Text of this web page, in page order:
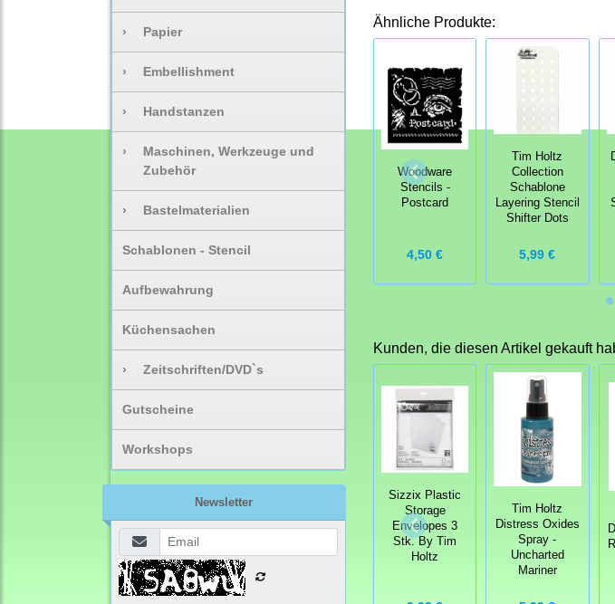
› Papier
› Embellishment
› Handstanzen
›
Maschinen, Werkzeuge und
Zubehör
› Bastelmaterialien
Schablonen - Stencil
Aufbewahrung
Küchensachen
› Zeitschriften/DVD`s
Gutscheine
Workshops
Newsletter
Ähnliche Produkte:
Woodware
Stencils -
Postcard
4,50 €
Tim Holtz
Collection
Schablone
Layering Stencil
Shifter Dots
5,99 €
Kunden, die diesen Artikel gekauft
Sizzix Plastic
Storage
Envelopes 3
Stk. By Tim
Holtz
Tim Holtz
Distress Oxides
Spray -
Uncharted
Mariner